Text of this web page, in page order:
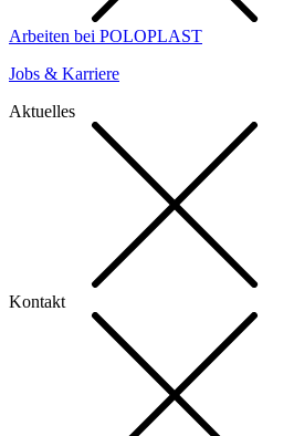
Arbeiten bei POLOPLAST
Jobs & Karriere
Aktuelles
Kontakt